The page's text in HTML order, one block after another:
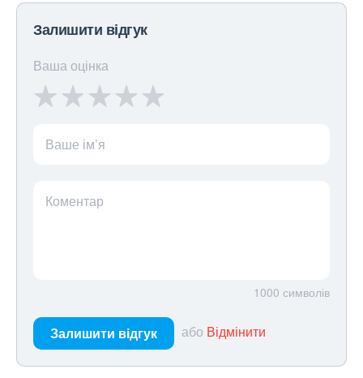
Залишити відгук
Ваша оцінка
Ваше ім’я
Коментар
1000 символів
Залишити відгук або Відмінити